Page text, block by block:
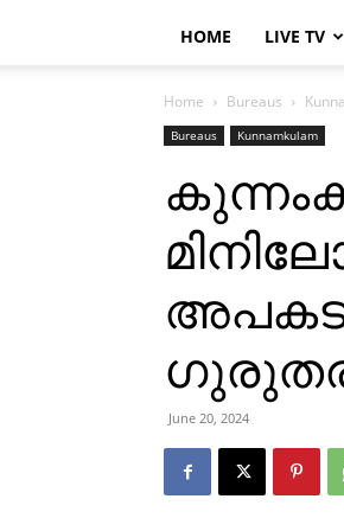
HOME LIVE TV
Home Bureaus
Bureaus Kunnamkulam
ഗുരുതര
June 20, 2024